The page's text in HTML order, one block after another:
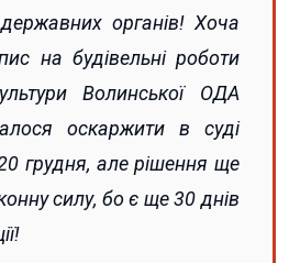
органів! Хоча
на будівельні роботи
Волинської ОДА
оскаржити в суді
20 грудня, але рішення ще
силу, бо є ще 30 днів